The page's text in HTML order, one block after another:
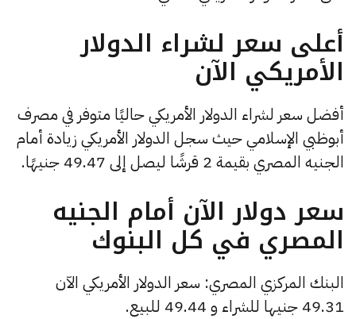
أعلى سعر لشراء الدولار
الأمريكي الآن
أفضل سعر لشراء الدولار الأمريكي حاليًا متوفر في مصرف
أبوظبي الإسلامي حيث سجل الدولار الأمريكي زيادة أمام
الجنيه المصري بقيمة 2 قرشًا ليصل إلى 49.47 جنيهًا.
سعر دولار الآن أمام الجنيه
المصري في كل البنوك
البنك المركزي المصري: سعر الدولار الأمريكي الآن
49.31 جنيها للشراء و 49.44 للبيع.